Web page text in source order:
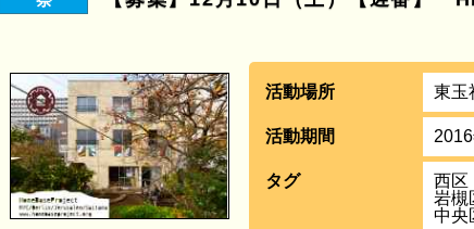
活動場所 東玉
活動期間
タグ 西区
岩槻
中央